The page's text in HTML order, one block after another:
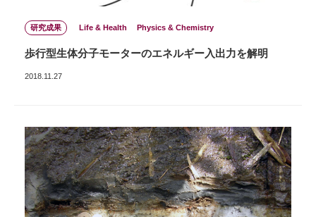
研究成果 Life & Health Physics & Chemistry
歩行型生体分子モーターのエネルギー入出力を解明
2018.11.27